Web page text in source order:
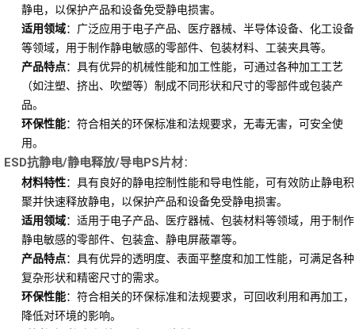
静电，以保护产品和设备免受静电损害。
适用领域：广泛应用于电子产品、医疗器械、半导体设备、化工设备
等领域，用于制作静电敏感的零部件、包装材料、工装夹具等。
产品特点：具有优异的机械性能和加工性能，可通过各种加工工艺
（如注塑、挤出、吹塑等）制成不同形状和尺寸的零部件或包装产
品。
环保性能：符合相关的环保标准和法规要求，无毒无害，可安全使
用。
ESD抗静电/静电释放/导电PS片材：
材料特性：具有良好的静电控制性能和导电性能，可有效防止静电积
聚并快速释放静电，以保护产品和设备免受静电损害。
适用领域：适用于电子产品、医疗器械、包装材料等领域，用于制作
静电敏感的零部件、包装盒、静电屏蔽罩等。
产品特点：具有优异的透明度、表面平整度和加工性能，可满足各种
复杂形状和精密尺寸的需求。
环保性能：符合相关的环保标准和法规要求，可回收利用和再加工，
降低对环境的影响。